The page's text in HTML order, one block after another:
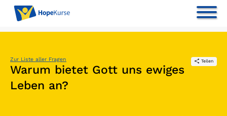
Zur Liste aller Fragen Teilen
Warum bietet Gott uns ewiges
Leben an?